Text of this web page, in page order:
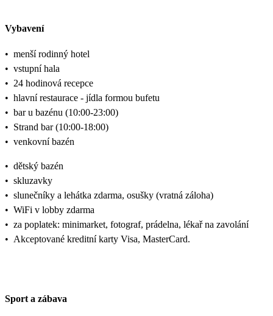
Vybavení
• menší rodinný hotel
• vstupní hala
• 24 hodinová recepce
• hlavní restaurace - jídla formou bufetu
• bar u bazénu (10:00-23:00)
• Strand bar (10:00-18:00)
• venkovní bazén
• dětský bazén
• skluzavky
• slunečníky a lehátka zdarma, osušky (vratná záloha)
• WiFi v lobby zdarma
• za poplatek: minimarket, fotograf, prádelna, lékař na zavolání
• Akceptované kreditní karty Visa, MasterCard.
Sport a zábava